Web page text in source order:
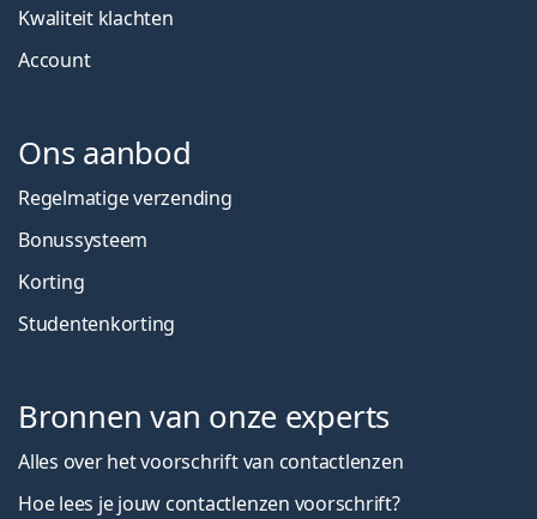
Kwaliteit klachten
Account
Ons aanbod
Regelmatige verzending
Bonussysteem
Korting
Studentenkorting
Bronnen van onze experts
Alles over het voorschrift van contactlenzen
Hoe lees je jouw contactlenzen voorschrift?